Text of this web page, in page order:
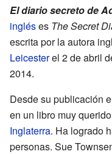
El diario secreto de
ingléses The Secret
escrita por la autora
Leicesterel 2 de abril
2014.
Desde su publicación
en un libro muy
Inglaterra. Ha logrado
personas. Sue